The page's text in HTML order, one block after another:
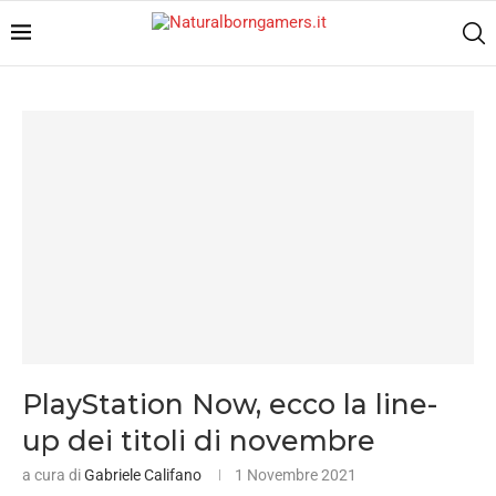
PlayStation Now, ecco la line-
up dei titoli di novembre
a cura diGabriele Califano 1 Novembre 2021